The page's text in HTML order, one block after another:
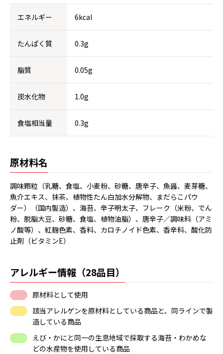
エネルギー 6kcal
たんぱく質 0.3g
脂質 0.05g
炭水化物 1.0g
食塩相当量 0.3g
原材料名
調味顆粒（乳糖、食塩、小麦粉、砂糖、唐辛子、魚醤、麦芽糖、
魚介エキス、抹茶、植物性たん白加水分解物、まだらこパウ
ダー）（国内製造）、海苔、辛子明太子、フレーク（米粉、でん
粉、脱脂大豆、砂糖、食塩、植物油脂）、唐辛子／調味料（アミ
ノ酸等）、紅麹色素、香料、カロチノイド色素、香辛料、酸化防
止剤（ビタミンE）
アレルギー情報（28品目）
原材料として使用
該当アレルゲンを原材料としている商品と、同ラインで製
造している商品
えび・かにと同一の生息地域で採取する海苔・わかめな
どの水産物を使用している商品